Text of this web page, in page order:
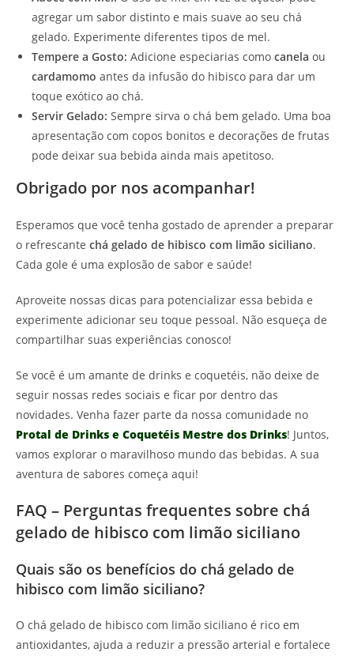
agregar um sabor distinto e mais suave ao seu chá
gelado. Experimente diferentes tipos de mel.
Tempere a Gosto: Adicione especiarias como canela ou
cardamomo antes da infusão do hibisco para dar um
toque exótico ao chá.
Servir Gelado: Sempre sirva o chá bem gelado. Uma boa
apresentação com copos bonitos e decorações de frutas
pode deixar sua bebida ainda mais apetitoso.
Obrigado por nos acompanhar!
Esperamos que você tenha gostado de aprender a preparar
o refrescante chá gelado de hibisco com limão siciliano.
Cada gole é uma explosão de sabor e saúde!
Aproveite nossas dicas para potencializar essa bebida e
experimente adicionar seu toque pessoal. Não esqueça de
compartilhar suas experiências conosco!
Se você é um amante de drinks e coquetéis, não deixe de
seguir nossas redes sociais e ficar por dentro das
novidades. Venha fazer parte da nossa comunidade no
Protal de Drinks e Coquetéis Mestre dos Drinks! Juntos,
vamos explorar o maravilhoso mundo das bebidas. A sua
aventura de sabores começa aqui!
FAQ – Perguntas frequentes sobre chá
gelado de hibisco com limão siciliano
Quais são os benefícios do chá gelado de
hibisco com limão siciliano?
O chá gelado de hibisco com limão siciliano é rico em
antioxidantes, ajuda a reduzir a pressão arterial e fortalece